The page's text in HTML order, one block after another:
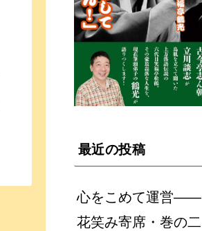
最近の投稿
心をこめて運営――
花笑み寄席・巻の二